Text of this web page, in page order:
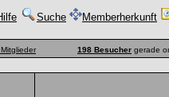
Suche Memberherkunft
Mitglieder 198 Besucher gerade